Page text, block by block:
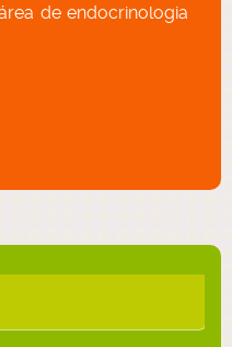
de endocrinologia